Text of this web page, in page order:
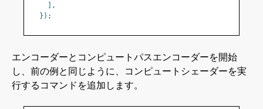
],
});
エンコーダーとコンピュートパスエンコーダーを開始
し、前の例と同じように、コンピュートシェーダーを実
行するコマンドを追加します。